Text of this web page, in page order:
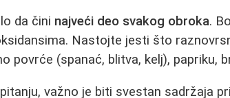
da čini najveći deo svakog obroka.
Nastojte jesti što
povrće (spanać, blitva, kelj), papriku,
važno je biti svestan sadržaja